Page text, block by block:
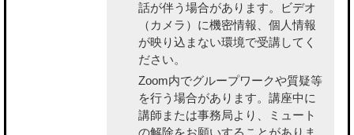
話が伴う場合があります。ビデオ
（カメラ）に機密情報、個人情報
が映り込まない環境で受講してく
ださい。
Zoom内でグループワークや質疑等
を行う場合があります。講座中に
講師または事務局より、ミュート